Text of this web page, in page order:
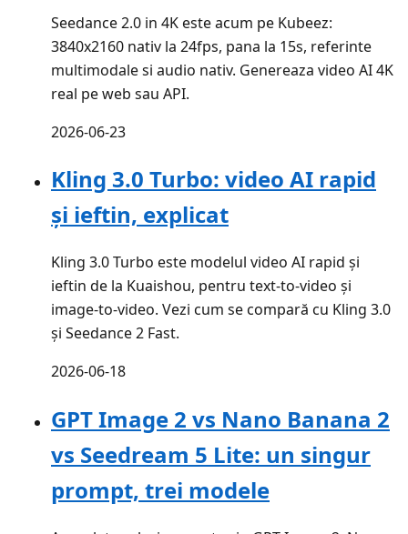
Seedance 2.0 in 4K este acum pe Kubeez:
3840x2160 nativ la 24fps, pana la 15s, referinte
multimodale si audio nativ. Genereaza video AI 4K
real pe web sau API.
2026-06-23
Kling 3.0 Turbo: video AI rapid
și ieftin, explicat
Kling 3.0 Turbo este modelul video AI rapid și
ieftin de la Kuaishou, pentru text-to-video și
image-to-video. Vezi cum se compară cu Kling 3.0
și Seedance 2 Fast.
2026-06-18
GPT Image 2 vs Nano Banana 2
vs Seedream 5 Lite: un singur
prompt, trei modele